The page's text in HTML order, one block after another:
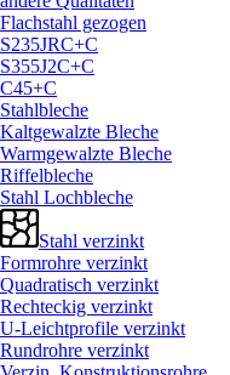
Flachstahl gezogen
S235JRC+C
S355J2C+C
C45+C
Stahlbleche
Kaltgewalzte Bleche
Warmgewalzte Bleche
Riffelbleche
Stahl Lochbleche
Stahl verzinkt
Formrohre verzinkt
Quadratisch verzinkt
Rechteckig verzinkt
U-Leichtprofile verzinkt
Rundrohre verzinkt